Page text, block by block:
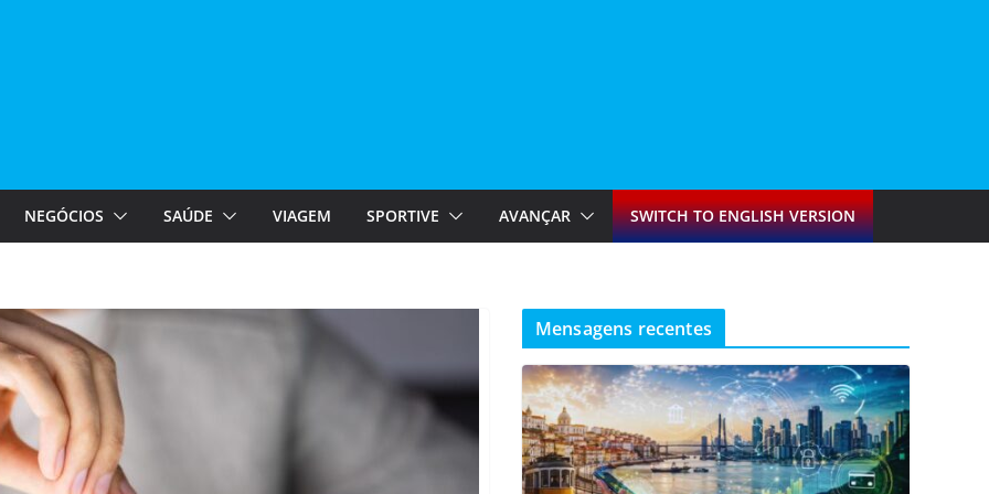
NEGÓCIOS SAÚDE VIAGEM SPORTIVE AVANÇAR SWITCH TO ENGLISH VERSION
Mensagens recentes